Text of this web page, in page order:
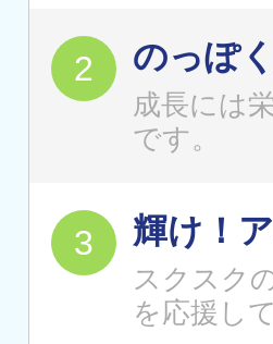
のっぽ
成長には
です。
輝け！
スクスク
を応援し